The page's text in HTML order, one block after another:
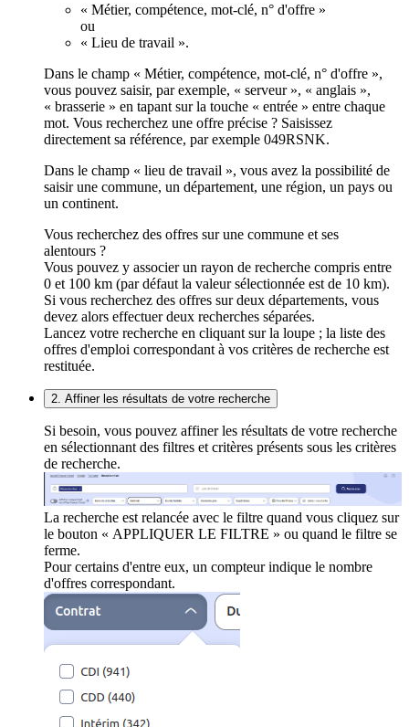
« Métier, compétence, mot-clé, n° d'offre »
ou
« Lieu de travail ».
Dans le champ « Métier, compétence, mot-clé, n° d'offre »,
vous pouvez saisir, par exemple, « serveur », « anglais »,
« brasserie » en tapant sur la touche « entrée » entre chaque
mot. Vous recherchez une offre précise ? Saisissez
directement sa référence, par exemple 049RSNK.
Dans le champ « lieu de travail », vous avez la possibilité de
saisir une commune, un département, une région, un pays ou
un continent.
Vous recherchez des offres sur une commune et ses
alentours ?
Vous pouvez y associer un rayon de recherche compris entre
0 et 100 km (par défaut la valeur sélectionnée est de 10 km).
Si vous recherchez des offres sur deux départements, vous
devez alors effectuer deux recherches séparées.
Lancez votre recherche en cliquant sur la loupe ; la liste des
offres d'emploi correspondant à vos critères de recherche est
restituée.
2. Affiner les résultats de votre recherche
Si besoin, vous pouvez affiner les résultats de votre recherche
en sélectionnant des filtres et critères présents sous les critères
de recherche.
La recherche est relancée avec le filtre quand vous cliquez sur
le bouton « APPLIQUER LE FILTRE » ou quand le filtre se
ferme.
Pour certains d'entre eux, un compteur indique le nombre
d'offres correspondant.